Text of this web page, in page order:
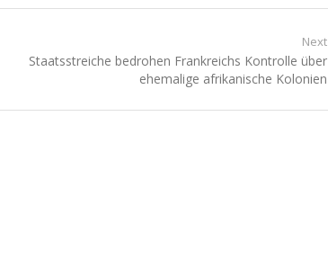
Next
Next
Staatsstreiche bedrohen Frankreichs Kontrolle über
ehemalige afrikanische Kolonien